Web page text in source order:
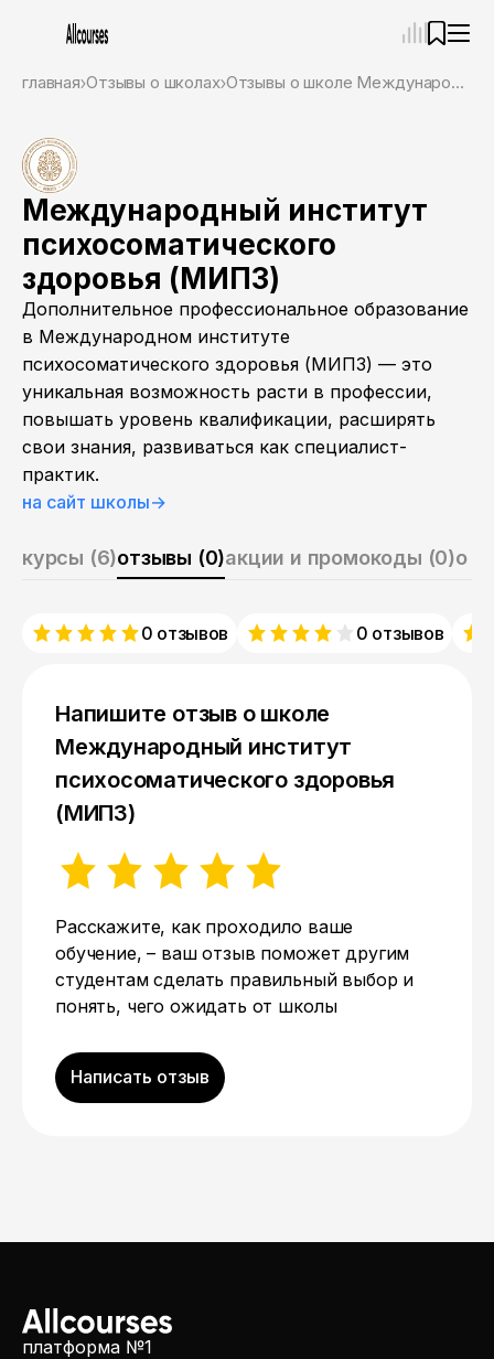
главная Отзывы о школах Отзывы о школе Международный институт психосоматического здоровья (МИПЗ)
Международный институт
психосоматического
здоровья (МИПЗ)
Дополнительное профессиональное образование
в Международном институте
психосоматического здоровья (МИПЗ) — это
уникальная возможность расти в профессии,
повышать уровень квалификации, расширять
свои знания, развиваться как специалист-
практик.
на сайт школы→
курсы (6)отзывы (0)акции и промокоды (0)о
0 отзывов 0 отзывов
Напишите отзыв о школе
Международный институт
психосоматического здоровья
(МИПЗ)
Расскажите, как проходило ваше
обучение, – ваш отзыв поможет другим
студентам сделать правильный выбор и
понять, чего ожидать от школы
Написать отзыв
платформа №1
Ассистент
Привет! Я Ваш карьерный навигатор. Подберу
курсы, которые соответствует именно вашим
целям.
Пожалуйста, ответьте на несколько вопросов,
чтобы начать.
Приступим?